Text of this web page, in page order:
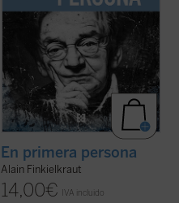
En primera persona
Alain Finkielkraut
14,00€ IVA incluido